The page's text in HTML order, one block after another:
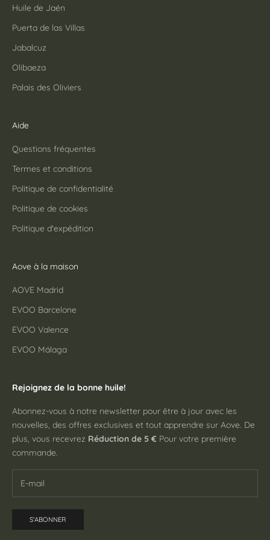
Huile de Jaén
Puerta de las Villas
Jabalcuz
Olibaeza
Palais des Oliviers
Aide
Questions fréquentes
Termes et conditions
Politique de confidentialité
Politique de cookies
Politique d'expédition
Aove à la maison
AOVE Madrid
EVOO Barcelone
EVOO Valence
EVOO Málaga
Rejoignez de la bonne huile!
Abonnez-vous à notre newsletter pour être à jour avec les
nouvelles, des offres exclusives et tout apprendre sur Aove. De
plus, vous recevrez Réduction de 5 € Pour votre première
commande.
S'ABONNER